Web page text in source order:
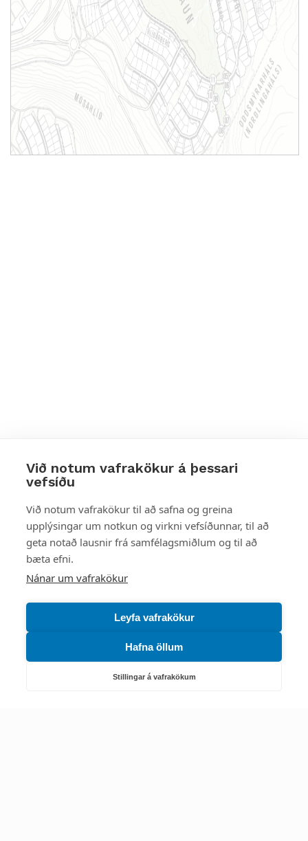
Við notum vafrakökur á þessari
vefsíðu
Við notum vafrakökur til að safna og greina
upplýsingar um notkun og virkni vefsíðunnar, til að
geta notað lausnir frá samfélagsmiðlum og til að
bæta efni.
Nánar um vafrakökur
Leyfa vafrakökur
Hafna öllum
Stillingar á vafrakökum
Styttu þér leið
Mest skoðað
Starfsstöðvar
Náttúruverndarstofnun
Veiðimál, friðlýst svæði, landvarsla og náttúruvernd